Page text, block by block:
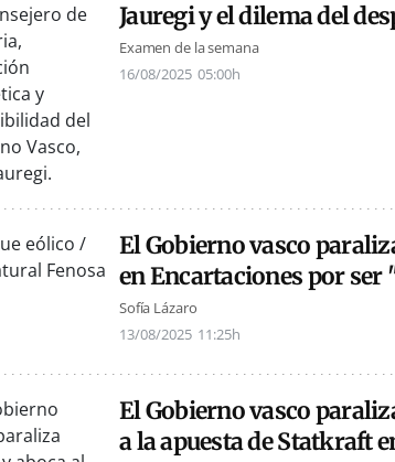
Jauregi y el dilema del
Examen de la semana
16/08/2025 05:00h
El Gobierno vasco
en Encartaciones por
Sofía Lázaro
13/08/2025 11:25h
El Gobierno vasco
a la apuesta de Statkraft